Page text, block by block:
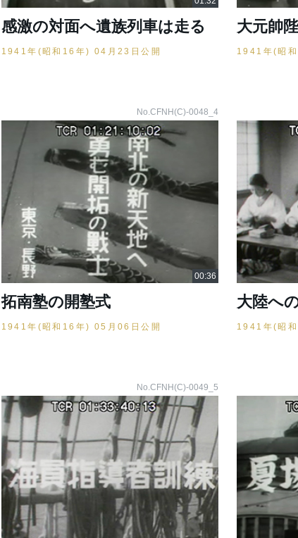
感激の対面へ遺族列車は走る
1941年(昭和16年) 04月23日公開
大元帥
1941年(昭
No.CFNH(C)-0048_4
拓南塾の開塾式
1941年(昭和16年) 05月06日公開
大陸へ
1941年(昭
No.CFNH(C)-0049_5